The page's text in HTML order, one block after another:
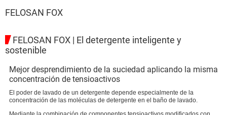
FELOSAN FOX
FELOSAN FOX | El detergente inteligente y
sostenible
Mejor desprendimiento de la suciedad aplicando la misma
concentración de tensioactivos
El poder de lavado de un detergente depende especialmente de la
concentración de las moléculas de detergente en el baño de lavado.